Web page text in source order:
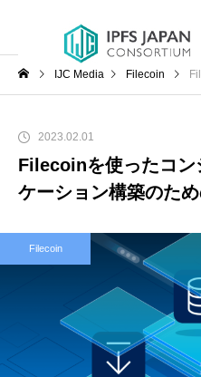
IJC Media Filecoin
2023.02.01
Filecoinを使ったコン
ケーション構築のた
Filecoin